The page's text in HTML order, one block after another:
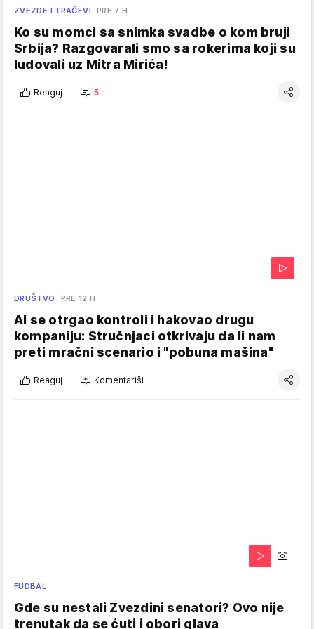
ZVEZDE I TRAČEVI PRE 7 H
Ko su momci sa snimka svadbe o kom bruji
Srbija? Razgovarali smo sa rokerima koji su
ludovali uz Mitra Mirića!
Reaguj 5
DRUŠTVO PRE 12 H
AI se otrgao kontroli i hakovao drugu
kompaniju: Stručnjaci otkrivaju da li nam
preti mračni scenario i "pobuna mašina"
Reaguj Komentariši
FUDBAL
Gde su nestali Zvezdini senatori? Ovo nije
trenutak da se ćuti i obori glava